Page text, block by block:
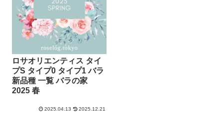
ロサオリエンティス タイ
プS タイプ0 タイプ1 バラ
新品種 一覧 バラの家
2025 春
2025.04.13 2025.12.21